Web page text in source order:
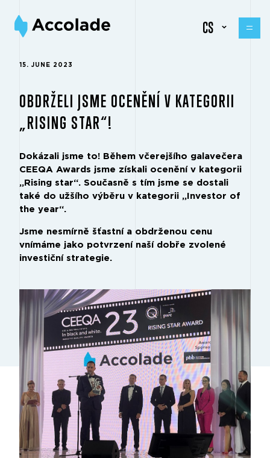
CS
15. JUNE 2023
OBDRŽELI JSME OCENĚNÍ V KATEGORII
„RISING STAR“!
Dokázali jsme to! Během včerejšího galavečera
CEEQA Awards jsme získali ocenění v kategorii
„Rising star“. Současně s tím jsme se dostali
také do užšího výběru v kategorii „Investor of
the year“.
Jsme nesmírně šťastní a obdrženou cenu
vnímáme jako potvrzení naší dobře zvolené
investiční strategie.